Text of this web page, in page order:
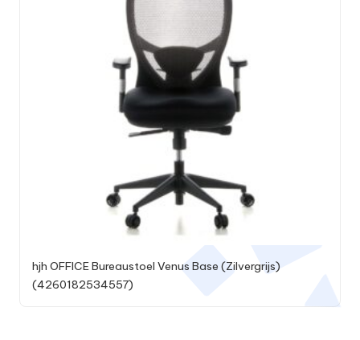
hjh OFFICE Bureaustoel Venus Base (Zilvergrijs)
(4260182534557)